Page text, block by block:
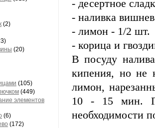
(2)
(20)
(105)
(449)
элементов
(6)
(172)
- десертное
- наливка
- лимон - 1/2 шт.
- корица и
В посуду
кипения, но не
лимон,
10 - 15 мин.
необходимости